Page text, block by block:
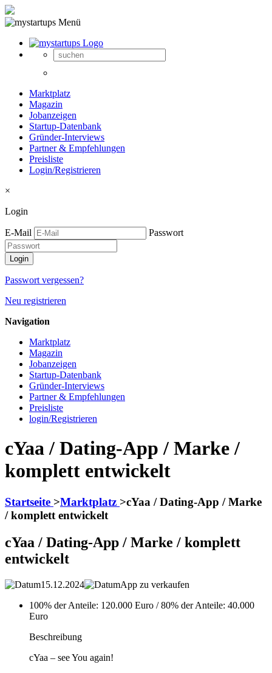
Marktplatz
Magazin
Jobanzeigen
Startup-Datenbank
Gründer-Interviews
Partner & Empfehlungen
Preisliste
Login/Registrieren
×
Login
E-Mail Passwort
Passwort vergessen?
Neu registrieren
Navigation
Marktplatz
Magazin
Jobanzeigen
Startup-Datenbank
Gründer-Interviews
Partner & Empfehlungen
Preisliste
login/Registrieren
cYaa / Dating-App / Marke /
komplett entwickelt
Startseite >Marktplatz >cYaa / Dating-App / Marke
/ komplett entwickelt
cYaa / Dating-App / Marke / komplett
entwickelt
15.12.2024
App zu verkaufen
100% der Anteile: 120.000 Euro / 80% der Anteile: 40.000
Euro
Beschreibung
cYaa – see You again!